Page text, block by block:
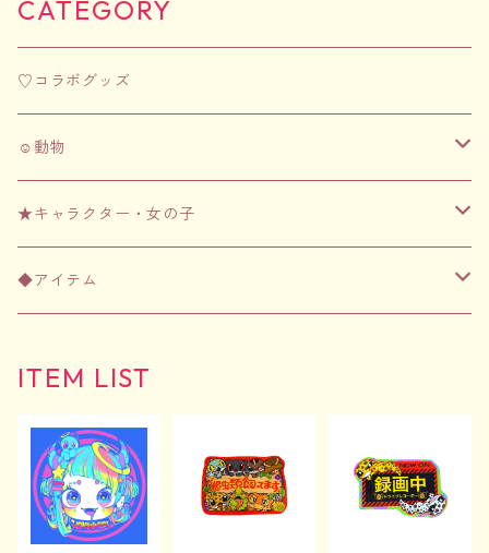
CATEGORY
♡コラボグッズ
☺︎動物
☺︎フェレット
アパレル
アクリルグッズ
3Dプリンターグッズ
☺︎齧歯類（ハムスター・チンチラなど）
日用品
アクリルグッズ
文房具
日用品
★キャラクター・女の子
★ちむずモンスター
日用品
アクリルグッズ
文房具
日用品
◆アイテム
バッグ
その他
文房具
ポストカード&ステッカーセット
マグネット
日用品
アクリルグッズ
ITEM LIST